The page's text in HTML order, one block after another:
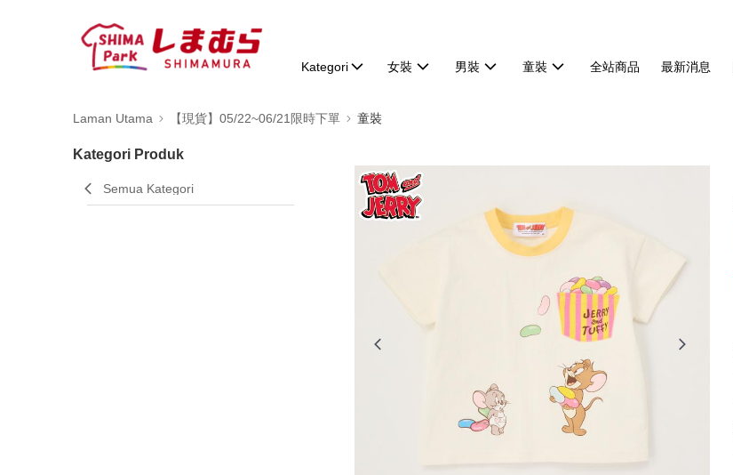
Kategori 女裝 男裝 童裝 全站商品 最新消息
Laman Utama 【現貨】05/22~06/21限時下單 童裝
Kategori Produk
Semua Kategori